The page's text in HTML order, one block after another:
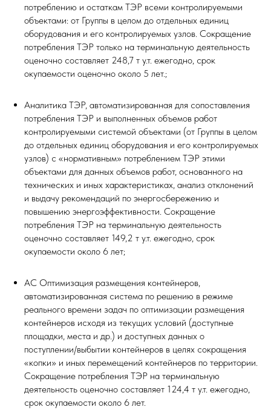
потреблению и остаткам ТЭР всеми контролируемыми
объектами: от Группы в целом до отдельных единиц
оборудования и его контролируемых узлов. Сокращение
потребления ТЭР только на терминальную деятельность
оценочно составляет 248,7 т у.т. ежегодно, срок
окупаемости оценочно около 5 лет.;
Аналитика ТЭР, автоматизированная для сопоставления
потребления ТЭР и выполненных объемов работ
контролируемыми системой объектами (от Группы в целом
до отдельных единиц оборудования и его контролируемых
узлов) с «нормативным» потреблением ТЭР этими
объектами для данных объемов работ, основанного на
технических и иных характеристиках, анализ отклонений
и выдачу рекомендаций по энергосбережению и
повышению энергоэффективности. Сокращение
потребления ТЭР на терминальную деятельность
оценочно составляет 149,2 т у.т. ежегодно, срок
окупаемости около 6 лет;
АС Оптимизация размещения контейнеров,
автоматизированная система по решению в режиме
реального времени задач по оптимизации размещения
контейнеров исходя из текущих условий (доступные
площадки, места и др.) и доступных данных о
поступлении/выбытии контейнеров в целях сокращения
«копки» и иных перемещений контейнеров по территории.
Сокращение потребления ТЭР на терминальную
деятельность оценочно составляет 124,4 т у.т. ежегодно,
срок окупаемости около 6 лет.